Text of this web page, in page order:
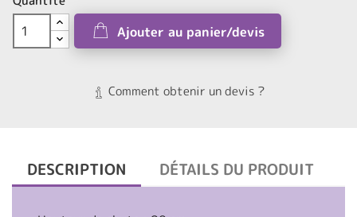
Ajouter au panier/devis
Comment obtenir un devis ?
DESCRIPTION DÉTAILS DU PRODUIT